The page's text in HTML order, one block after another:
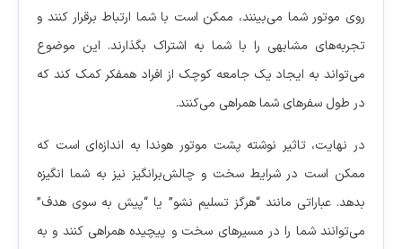
روی موتور شما می‌بینند، ممکن است با شما ارتباط برقرار کنند و
تجربه‌های مشابهی را با شما به اشتراک بگذارند. این موضوع
می‌تواند به ایجاد یک جامعه کوچک از افراد همفکر کمک کند که
در طول سفرهای شما همراهی می‌کنند.
در نهایت، تاثیر نوشته پشت موتور هوندا به اندازه‌ای است که
ممکن است در شرایط سخت و چالش‌برانگیز نیز به شما انگیزه
بدهد. عباراتی مانند “هرگز تسلیم نشو” یا “پیش به سوی هدف”
می‌توانند شما را در مسیر‌های سخت و پیچیده همراهی کنند و به